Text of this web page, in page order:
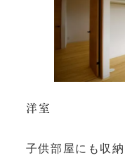
洋室
子供部屋にも収